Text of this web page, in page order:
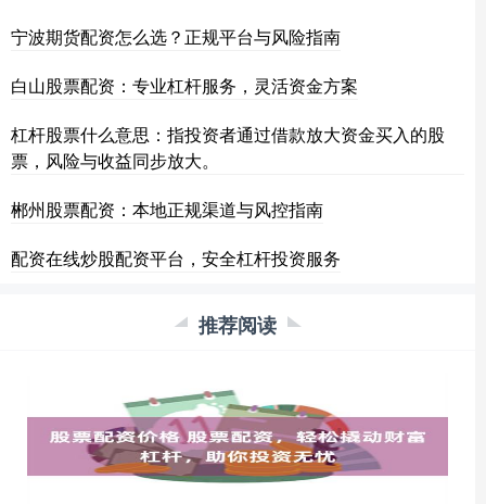
宁波期货配资怎么选？正规平台与风险指南
白山股票配资：专业杠杆服务，灵活资金方案
杠杆股票什么意思：指投资者通过借款放大资金买入的股
票，风险与收益同步放大。
郴州股票配资：本地正规渠道与风控指南
配资在线炒股配资平台，安全杠杆投资服务
推荐阅读